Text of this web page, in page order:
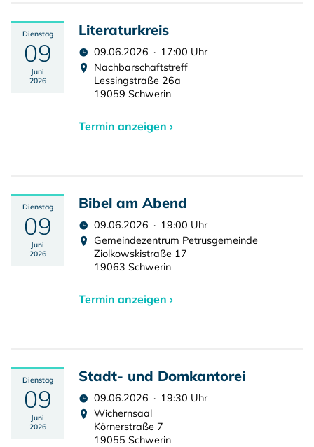
Dienstag
09
Juni
2026
Literaturkreis
09.06.2026 · 17:00 Uhr
Nachbarschaftstreff
Lessingstraße 26a
19059 Schwerin
Termin anzeigen ›
Dienstag
09
Juni
2026
Bibel am Abend
09.06.2026 · 19:00 Uhr
Gemeindezentrum Petrusgemeinde
Ziolkowskistraße 17
19063 Schwerin
Termin anzeigen ›
Dienstag
09
Juni
2026
Stadt- und Domkantorei
09.06.2026 · 19:30 Uhr
Wichernsaal
Körnerstraße 7
19055 Schwerin